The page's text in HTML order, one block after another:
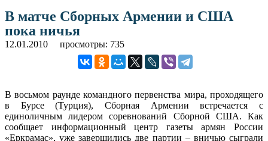
В матче Сборных Армении и США
пока ничья
12.01.2010 просмотры: 735
В восьмом раунде командного первенства мира, проходящего
в Бурсе (Турция), Сборная Армении встречается с
единоличным лидером соревнований Сборной США. Как
сообщает информационный центр газеты армян России
«Еркрамас», уже завершились две партии – вничью сыграли